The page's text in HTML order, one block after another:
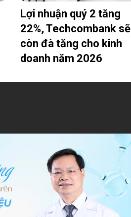
Lợi nhuận quý 2 tăng
22%, Techcombank sẽ
còn đà tăng cho kinh
doanh năm 2026